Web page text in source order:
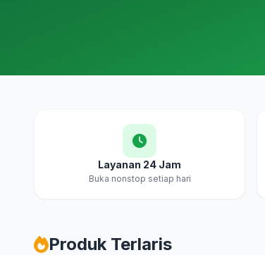
Layanan 24 Jam
Buka nonstop setiap hari
Produk Terlaris